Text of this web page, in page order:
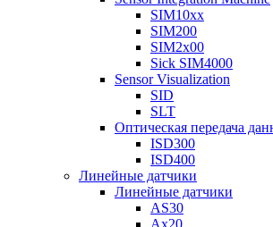
SIM10xx
SIM200
SIM2x00
Sick SIM4000
Sensor Visualization
SID
SLT
Оптическая передача
ISD300
ISD400
Линейные датчики
Линейные датчики
AS30
Ax20